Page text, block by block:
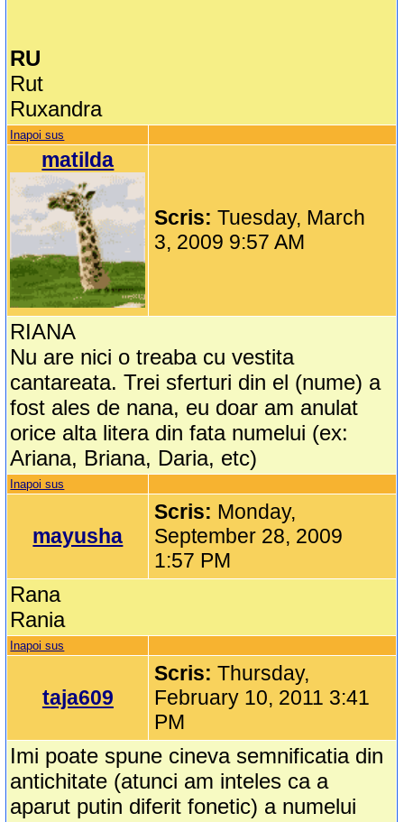
RU
Rut
Ruxandra
Inapoi sus
matilda
Scris:Tuesday, March
3, 2009 9:57 AM
RIANA
Nu are nici o treaba cu vestita
cantareata. Trei sferturi din el (nume) a
fost ales de nana, eu doar am anulat
orice alta litera din fata numelui (ex:
Ariana, Briana, Daria, etc)
Inapoi sus
mayusha
Scris: Monday,
September 28, 2009
1:57 PM
Rana
Rania
Inapoi sus
taja609
Scris:Thursday,
February 10, 2011 3:41
PM
Imi poate spune cineva semnificatia din
antichitate (atunci am inteles ca a
aparut putin diferit fonetic) a numelui